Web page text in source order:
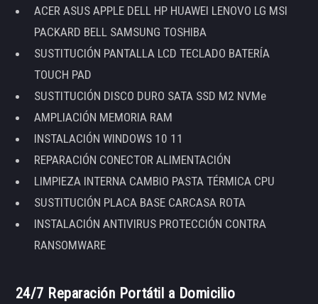
ACER ASUS APPLE DELL HP HUAWEI LENOVO LG MSI
PACKARD BELL SAMSUNG TOSHIBA
SUSTITUCIÓN PANTALLA LCD TECLADO BATERÍA
TOUCH PAD
SUSTITUCIÓN DISCO DURO SATA SSD M2 NVMe
AMPLIACIÓN MEMORIA RAM
INSTALACIÓN WINDOWS 10 11
REPARACIÓN CONECTOR ALIMENTACIÓN
LIMPIEZA INTERNA CAMBIO PASTA TÉRMICA CPU
SUSTITUCIÓN PLACA BASE CARCASA ROTA
INSTALACIÓN ANTIVIRUS PROTECCIÓN CONTRA
RANSOMWARE
24/7 Reparación Portátil a Domicilio